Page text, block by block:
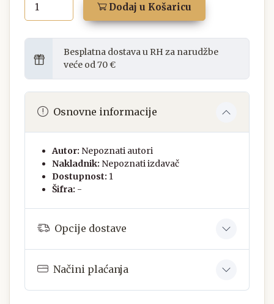
Dodaj u Košaricu
Besplatna dostava u RH za narudžbe
veće od 70 €
Osnovne informacije
Autor: Nepoznati autori
Nakladnik: Nepoznati izdavač
Dostupnost: 1
Šifra: -
Opcije dostave
Načini plaćanja